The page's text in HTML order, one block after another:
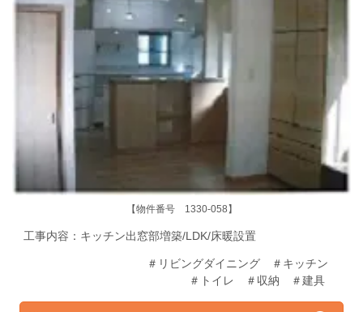
【物件番号 1330-058】
工事内容：キッチン出窓部増築/LDK/床暖設置
＃リビングダイニング ＃キッチン
＃トイレ ＃収納 ＃建具